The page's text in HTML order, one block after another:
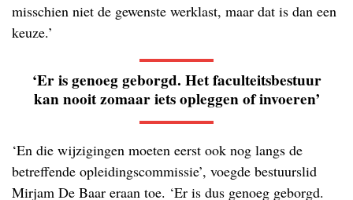
misschien niet de gewenste werklast, maar dat is dan een
keuze.’
‘Er is genoeg geborgd. Het faculteitsbestuur
kan nooit zomaar iets opleggen of invoeren’
‘En die wijzigingen moeten eerst ook nog langs de
betreffende opleidingscommissie’, voegde bestuurslid
Mirjam De Baar eraan toe. ‘Er is dus genoeg geborgd.